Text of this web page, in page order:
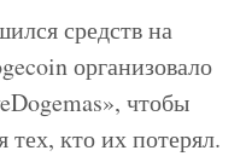
средств на
организовало
чтобы
кто их потерял.